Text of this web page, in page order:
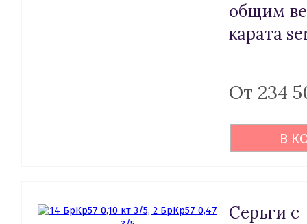
общим
карата
От 234
В
Серьги с